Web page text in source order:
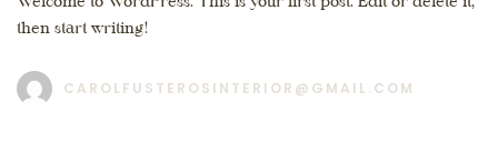
then start writing!
CAROLFUSTEROSINTERIOR@GMAIL.COM